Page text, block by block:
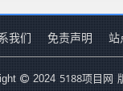
我们 免责声明 站
2024 5188项目网